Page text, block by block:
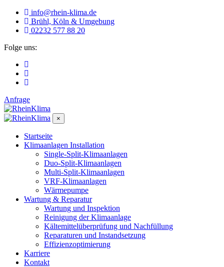
info@rhein-klima.de
Brühl, Köln & Umgebung
02232 577 88 20
Folge uns:
Anfrage
×
Startseite
Klimaanlagen Installation
Single-Split-Klimaanlagen
Duo-Split-Klimaanlagen
Multi-Split-Klimaanlagen
VRF-Klimaanlagen
Wärmepumpe
Wartung & Reparatur
Wartung und Inspektion
Reinigung der Klimaanlage
Kältemittelüberprüfung und Nachfüllung
Reparaturen und Instandsetzung
Effizienzoptimierung
Karriere
Kontakt